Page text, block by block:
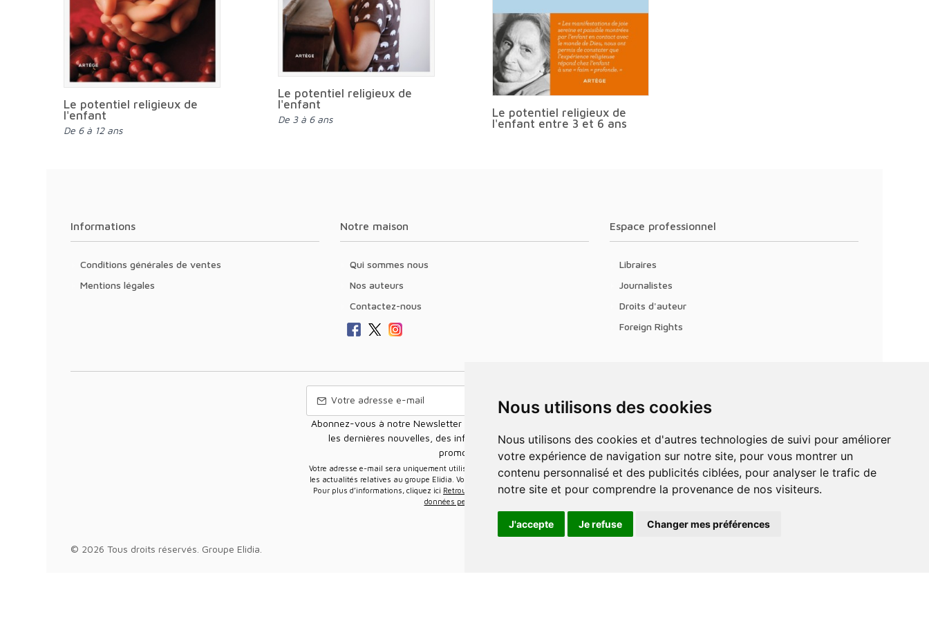
Nous utilisons des cookies
Nous utilisons des cookies et d'autres technologies de suivi pour améliorer
votre expérience de navigation sur notre site, pour vous montrer un
contenu personnalisé et des publicités ciblées, pour analyser le trafic de
notre site et pour comprendre la provenance de nos visiteurs.
J'accepte Je refuse Changer mes préférences
Le potentiel religieux de
l'enfant
de 6 à 12 ans
Le potentiel religieux de
l'enfant
De 3 à 6 ans
Le potentiel religieux de
l'enfant entre 3 et 6 ans
Informations
Conditions générales de ventes
Mentions légales
Notre maison
Qui sommes nous
Nos auteurs
Contactez-nous
Espace professionnel
Libraires
Journalistes
Droits d'auteur
Foreign Rights
Abonnez-vous à notre Newsletter pour recevoir nos nouvelles offres,
les dernières nouvelles, des informations sur les ventes et les
promotions.
Votre adresse e-mail sera uniquement utilisée pour vous envoyer des informations sur
les actualités relatives au groupe Elidia. Vous pouvez vous désinscrire à tout moment.
Pour plus d’informations, cliquez ici Retrouvez ici notre politique de protection de vos
données personnelles
© 2026 Tous droits réservés. Groupe Elidia